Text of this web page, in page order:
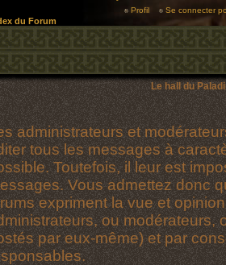
Profil
Se connecter
du Forum
Le hall du
administrateurs et
tous les messages à
Toutefois, il leur est
Vous admettez donc
expriment la vue et
ou modérateurs,
par eux-même) et par